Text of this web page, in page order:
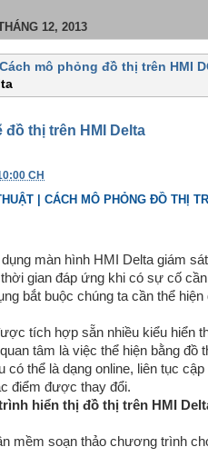
12, 2013
mô phỏng đồ thị trên HMI
đồ thị trên HMI Delta
CH
| CÁCH MÔ PHỎNG ĐỒ THỊ
màn hình HMI Delta giám
gian đáp ứng khi có sự cố
bắt buộc chúng ta cần thể
tích hợp sẵn nhiều kiểu hiển
tâm là việc thể hiện bằng đồ
có thể là dạng online, liên tục
điểm được thay đổi.
hiển thị đồ thị trên HMI
mềm soạn thảo chương trình